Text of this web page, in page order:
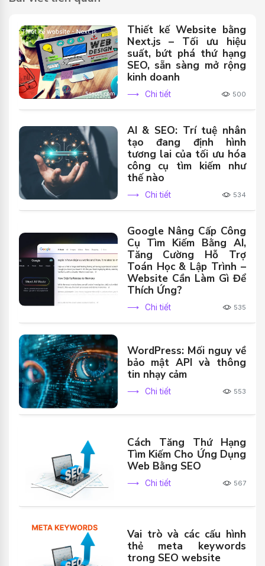
Thiết kế Website bằng
Next.js – Tối ưu hiệu
suất, bứt phá thứ hạng
SEO, sẵn sàng mở rộng
kinh doanh
Chi tiết 500
AI & SEO: Trí tuệ nhân
tạo đang định hình
tương lai của tối ưu hóa
công cụ tìm kiếm như
thế nào
Chi tiết 534
Google Nâng Cấp Công
Cụ Tìm Kiếm Bằng AI,
Tăng Cường Hỗ Trợ
Toán Học & Lập Trình –
Website Cần Làm Gì Để
Thích Ứng?
Chi tiết 535
WordPress: Mối nguy về
bảo mật API và thông
tin nhạy cảm
Chi tiết 553
Cách Tăng Thứ Hạng
Tìm Kiếm Cho Ứng Dụng
Web Bằng SEO
Chi tiết 567
Vai trò và các cấu hình
thẻ meta keywords
trong SEO website